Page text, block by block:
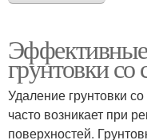
грунтовки со
Удаление грунтовки
часто возникает при
поверхностей.